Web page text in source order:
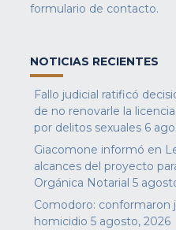
formulario de contacto.
NOTICIAS RECIENTES
Fallo judicial ratificó
de no renovarle la
por delitos sexuales 6
Giacomone informó en
alcances del proyecto
Orgánica Notarial 5
Comodoro: conformaron
homicidio 5 agosto, 2026